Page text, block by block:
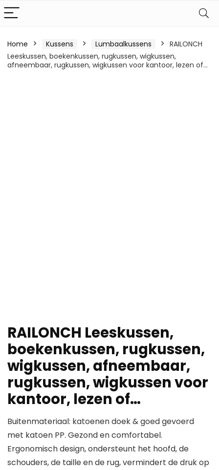
Home Kussens Lumbaalkussens
RAILONCH
Leeskussen, boekenkussen, rugkussen, wigkussen,
afneembaar, rugkussen, wigkussen voor kantoor, lezen of…
RAILONCH Leeskussen,
boekenkussen, rugkussen,
wigkussen, afneembaar,
rugkussen, wigkussen voor
kantoor, lezen of…
Buitenmateriaal: katoenen doek & goed gevoerd
met katoen PP. Gezond en comfortabel.
Ergonomisch design, ondersteunt het hoofd, de
schouders, de taille en de rug, vermindert de druk op